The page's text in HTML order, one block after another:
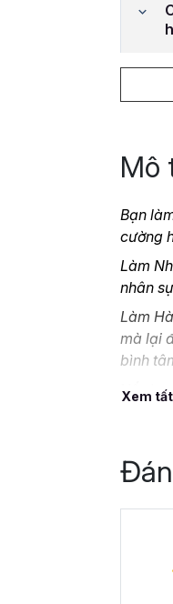
Mô
Bạn
cường
Làm
nhân
Làm
mà lại
bình
Nếu
Tại
Khóa
năng
Xem